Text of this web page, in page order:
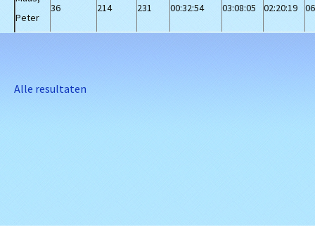
Peter
36 214 231 00:32:54 03:08:05 02:20:19
Alle resultaten